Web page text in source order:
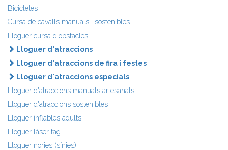
Bicicletes
Cursa de cavalls manuals i sostenibles
Lloguer cursa d'obstacles
Lloguer d'atraccions
Lloguer d'atraccions de fira i festes
Lloguer d'atraccions especials
Lloguer d'atraccions manuals artesanals
Lloguer d'atraccions sostenibles
Lloguer inflables adults
Lloguer láser tag
Lloguer nories (sínies)